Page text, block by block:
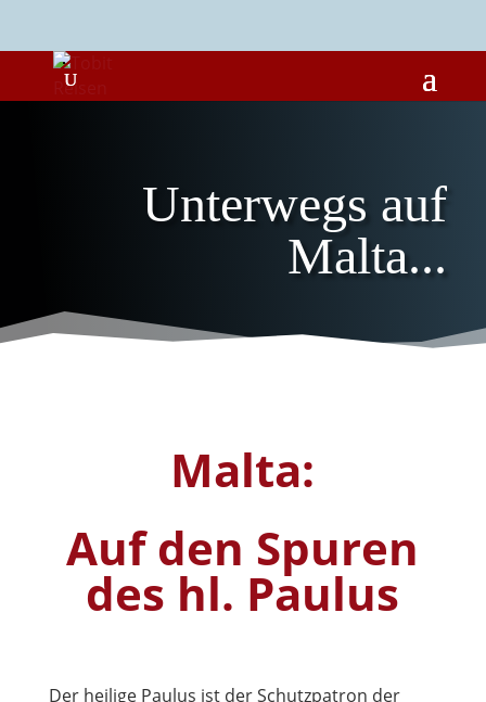
Unterwegs auf
Malta...
Malta:
Auf den Spuren
des hl. Paulus
Der heilige Paulus ist der Schutzpatron der